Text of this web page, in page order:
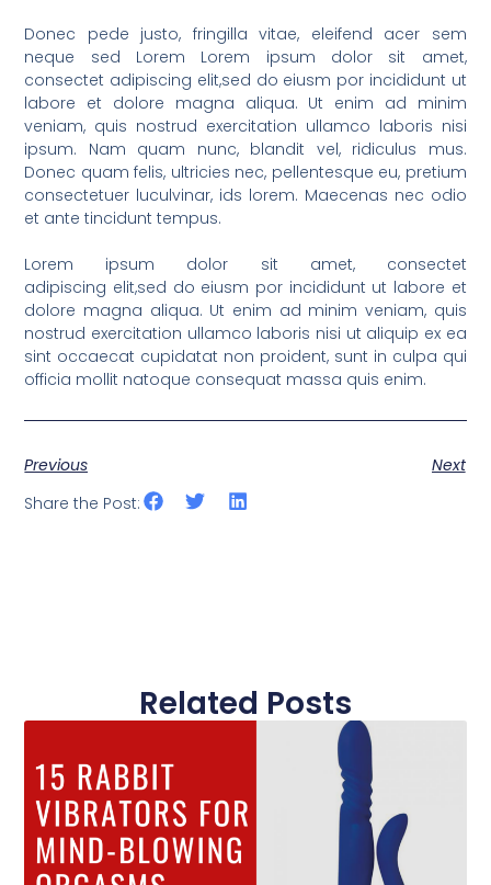
Donec pede justo, fringilla vitae, eleifend acer sem
neque sed Lorem Lorem ipsum dolor sit amet,
consectet adipiscing elit,sed do eiusm por incididunt ut
labore et dolore magna aliqua. Ut enim ad minim
veniam, quis nostrud exercitation ullamco laboris nisi
ipsum. Nam quam nunc, blandit vel, ridiculus mus.
Donec quam felis, ultricies nec, pellentesque eu, pretium
consectetuer luculvinar, ids lorem. Maecenas nec odio
et ante tincidunt tempus.
Lorem ipsum dolor sit amet, consectet
adipiscing elit,sed do eiusm por incididunt ut labore et
dolore magna aliqua. Ut enim ad minim veniam, quis
nostrud exercitation ullamco laboris nisi ut aliquip ex ea
sint occaecat cupidatat non proident, sunt in culpa qui
officia mollit natoque consequat massa quis enim.
Previous
Next
Share the Post:
Related Posts